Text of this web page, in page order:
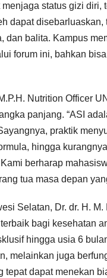
status gizi
dapat
dan balita. Kampus
forum ini, bahkan
Nutrition Officer
panjang. “ASI
praktik
hingga
berharap
tua masa depan
Selatan, Dr. dr. H.
bagi kesehatan
hingga usia 6
melainkan juga
tepat dapat menekan